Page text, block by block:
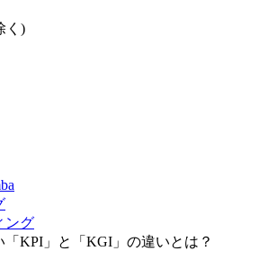
く)
ング
「KPI」と「KGI」の違いとは？